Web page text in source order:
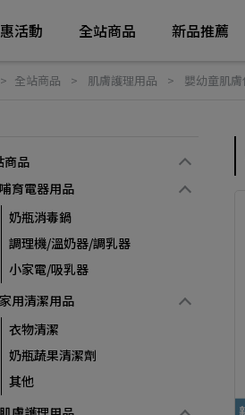
活動 全站商品 新品推薦
全站商品 肌膚護理用品 嬰幼童肌
商品
哺育電器用品
奶瓶消毒鍋
調理機/溫奶器/調乳器
小家電/吸乳器
家用清潔用品
衣物清潔
奶瓶蔬果清潔劑
其他